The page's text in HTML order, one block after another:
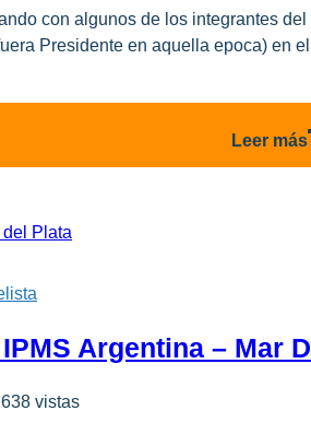
con algunos de los integrantes
Presidente en aquella epoca) en
Leer más
–
Argentina – Mar
vistas